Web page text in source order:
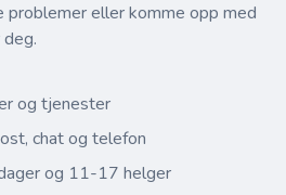
problemer eller komme opp med
og tjenester
chat og telefon
og 11-17 helger